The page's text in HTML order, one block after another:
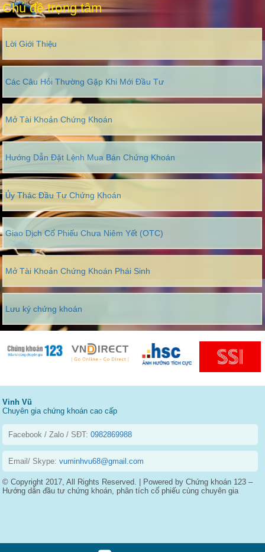
Chủ đề trọng tâm
Lời Giới Thiệu
Các Câu Hỏi Thường Gặp Khi Mới Đầu Tư
Mở Tài Khoản Chứng Khoán
Hướng Dẫn Đặt Lệnh Mua Bán Chứng Khoán
Ủy Thác Đầu Tư Chứng Khoán
Giao Dịch Cổ Phiếu Chưa Niêm Yết (OTC)
Mở Tài Khoản Chứng Khoán Phái Sinh
Lưu ký chứng khoán
Vinh Vũ
Chuyên gia chứng khoán cao cấp
Facebook / Zalo / SĐT:0982869988
Email/ Skype:vuminhvu68@gmail.com
© Copyright 2017, All Rights Reserved. | Powered by Chứng khoán 123 –
Hướng dẫn đầu tư chứng khoán, phân tích cổ phiếu cùng chuyên gia